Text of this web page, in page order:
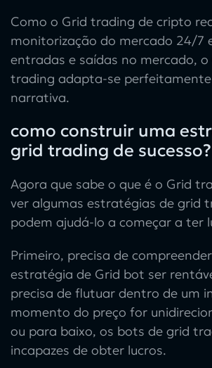
Como o Grid trading de cripto
monitorização do mercado 24/7
entradas e saídas no mercado, o
trading adapta-se
narrativa.
como construir uma
grid trading de sucesso?
Agora que sabe o que é o Grid
ver algumas estratégias de grid
podem ajudá-lo a começar a ter
Primeiro, precisa de
estratégia de Grid bot ser
precisa de flutuar dentro de um
momento do preço for
ou para baixo, os bots de grid
incapazes de obter lucros.